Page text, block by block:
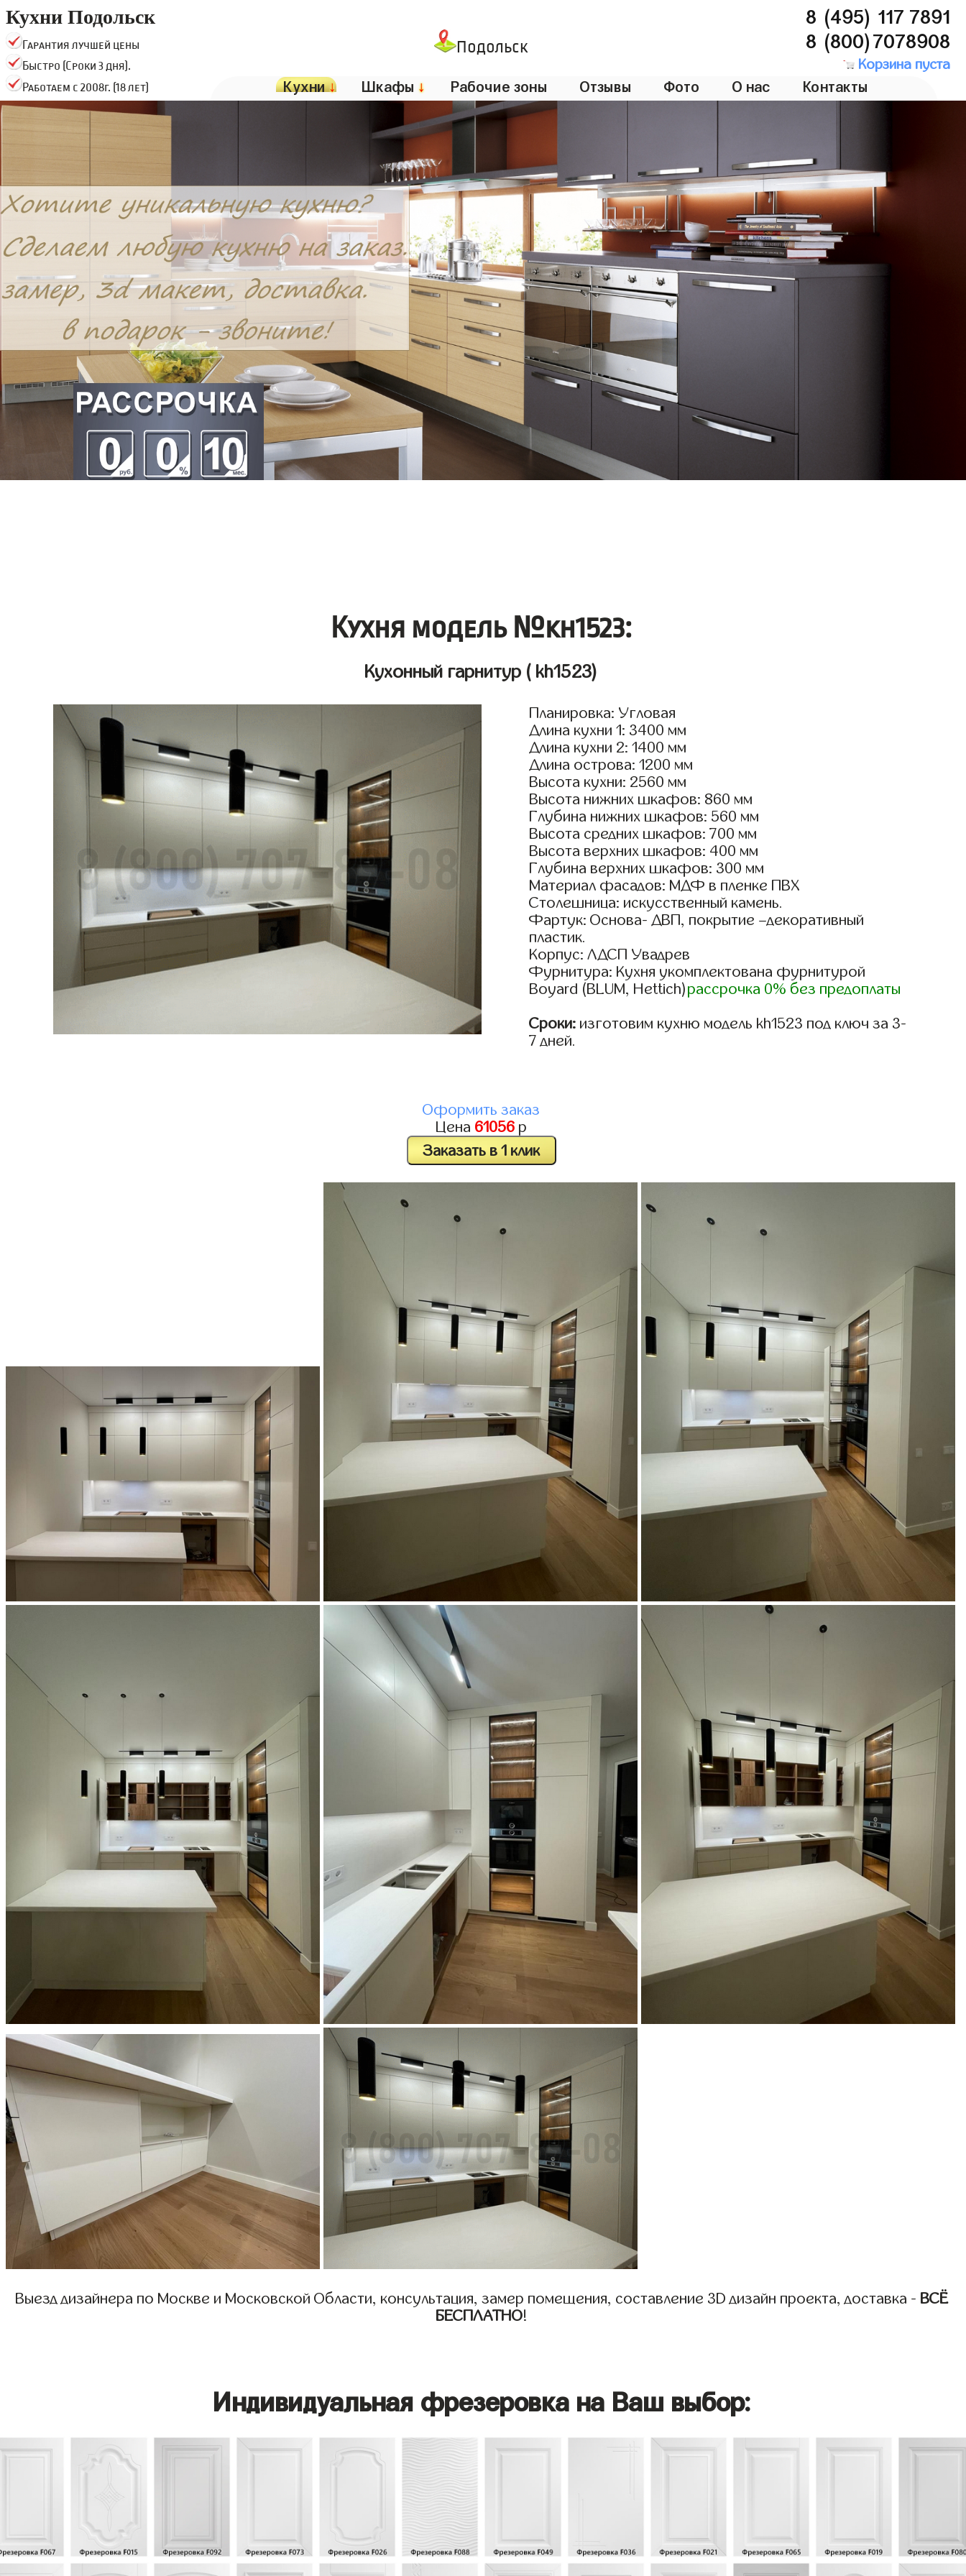
Кухни Подольск
Гарантия лучшей цены
Быстро (Сроки 3 дня).
Работаем с 2008г. (18 лет)
Подольск
8 (495) 117 7891
8 (800)7078908
Корзина пуста
Кухни↓ Шкафы ↓ Рабочие зоны Отзывы Фото О нас Контакты
Кухня модель №kh1523:
Кухонный гарнитур ( kh1523)
Планировка: Угловая
Длина кухни 1: 3400 мм
Длина кухни 2: 1400 мм
Длина острова: 1200 мм
Высота кухни: 2560 мм
Высота нижних шкафов: 860 мм
Глубина нижних шкафов: 560 мм
Высота средних шкафов: 700 мм
Высота верхних шкафов: 400 мм
Глубина верхних шкафов: 300 мм
Материал фасадов: МДФ в пленке ПВХ
Столешница: искусственный камень.
Фартук: Основа- ДВП, покрытие –декоративный
пластик.
Корпус: ЛДСП Увадрев
Фурнитура: Кухня укомплектована фурнитурой
Boyard (BLUM, Hettich)рассрочка 0% без предоплаты
Сроки: изготовим кухню модель kh1523 под ключ за 3-
7 дней.
Оформить заказ
Цена 61056 р
Заказать в 1 клик
Выезд дизайнера по Москве и Московской Области, консультация, замер помещения, составление 3D дизайн проекта, доставка - ВСЁ
БЕСПЛАТНО!
Индивидуальная фрезеровка на Ваш выбор: